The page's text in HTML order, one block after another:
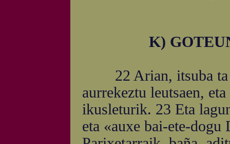
K)
22 Arian, itsuba ta
aurrekeztu leutsaen,
ikusleturik. 23 Eta
eta «auxe bai-ete-dogu